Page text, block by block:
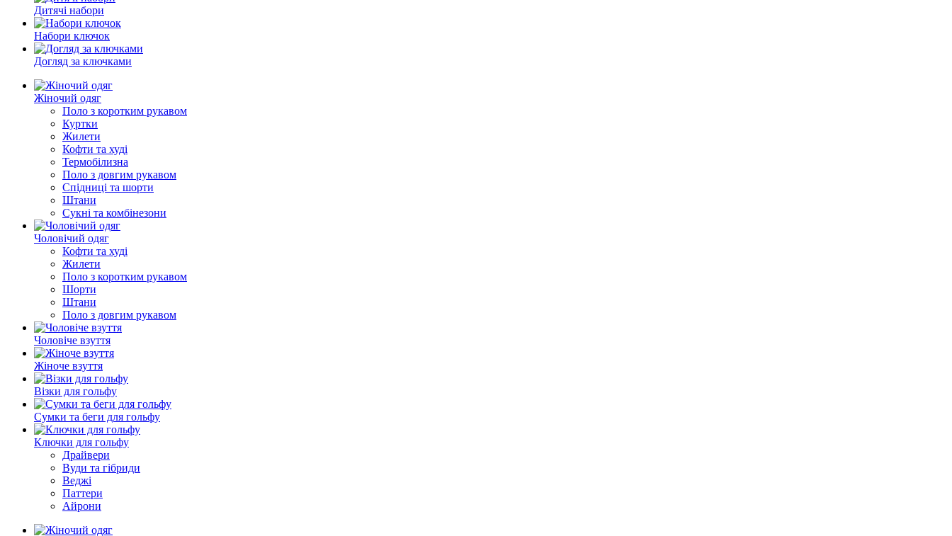
Дитячі набори
Набори ключок
Догляд за ключками
Жіночий одяг
Поло з коротким рукавом
Куртки
Жилети
Кофти та худі
Термобілизна
Поло з довгим рукавом
Спідниці та шорти
Штани
Сукні та комбінезони
Чоловічий одяг
Кофти та худі
Жилети
Поло з коротким рукавом
Шорти
Штани
Поло з довгим рукавом
Чоловіче взуття
Жіноче взуття
Візки для гольфу
Сумки та беги для гольфу
Ключки для гольфу
Драйвери
Вуди та гібриди
Веджі
Паттери
Айрони